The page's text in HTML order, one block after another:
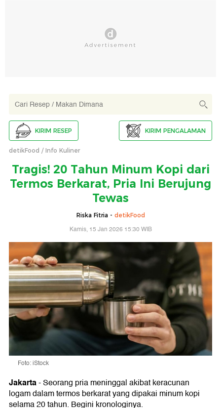
KIRIM RESEP KIRIM PENGALAMAN
detikFood Info Kuliner
Tragis! 20 Tahun Minum Kopi dari
Termos Berkarat, Pria Ini Berujung
Tewas
Riska Fitria - detikFood
Kamis, 15 Jan 2026 15:30 WIB
Foto: iStock
Jakarta-Seorang pria meninggal akibat keracunan
logam dalam termos berkarat yang dipakai minum kopi
selama 20 tahun. Begini kronologinya.